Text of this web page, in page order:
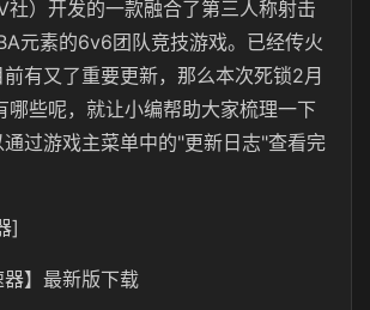
社）开发的一款融合了第三人称射击
元素的6v6团队竞技游戏。已经传火
有又了重要更新，那么本次死锁2月
哪些呢，就让小编帮助大家梳理一下
过游戏主菜单中的"更新日志"查看完
]
器】最新版下载